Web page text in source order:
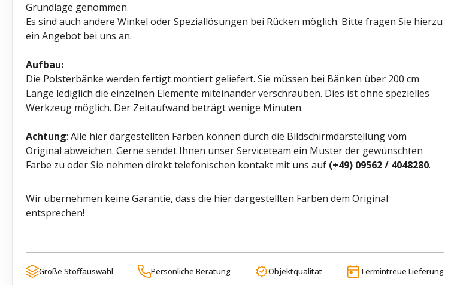
Grundlage genommen.
Es sind auch andere Winkel oder Speziallösungen bei Rücken möglich. Bitte fragen Sie hierzu
ein Angebot bei uns an.
Aufbau:
Die Polsterbänke werden fertigt montiert geliefert. Sie müssen bei Bänken über 200 cm
Länge lediglich die einzelnen Elemente miteinander verschrauben. Dies ist ohne spezielles
Werkzeug möglich. Der Zeitaufwand beträgt wenige Minuten.
Achtung: Alle hier dargestellten Farben können durch die Bildschirmdarstellung vom
Original abweichen. Gerne sendet Ihnen unser Serviceteam ein Muster der gewünschten
Farbe zu oder Sie nehmen direkt telefonischen kontakt mit uns auf (+49) 09562 / 4048280.
Wir übernehmen keine Garantie, dass die hier dargestellten Farben dem Original
entsprechen!
Große Stoffauswahl Persönliche Beratung Objektqualität Termintreue Lieferung